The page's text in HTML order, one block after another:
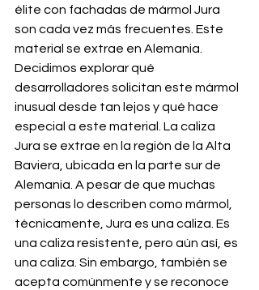
élite con fachadas de mármol Jura
son cada vez más frecuentes. Este
material se extrae en Alemania.
Decidimos explorar qué
desarrolladores solicitan este mármol
inusual desde tan lejos y qué hace
especial a este material. La caliza
Jura se extrae en la región de la Alta
Baviera, ubicada en la parte sur de
Alemania. A pesar de que muchas
personas lo describen como mármol,
técnicamente, Jura es una caliza. Es
una caliza resistente, pero aún así, es
una caliza. Sin embargo, también se
acepta comúnmente y se reconoce